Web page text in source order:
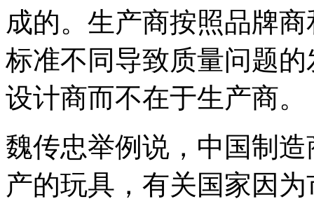
成的。生产商按照品牌
标准不同导致质量问题
设计商而不在于生产商。
魏传忠举例说，中国制
产的玩具，有关国家因